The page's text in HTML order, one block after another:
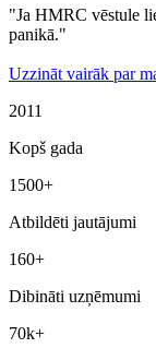
"Ja HMRC vēstule
panikā."
Uzzināt vairāk par
2011
Kopš gada
1500+
Atbildēti jautājumi
160+
Dibināti uzņēmumi
70k+